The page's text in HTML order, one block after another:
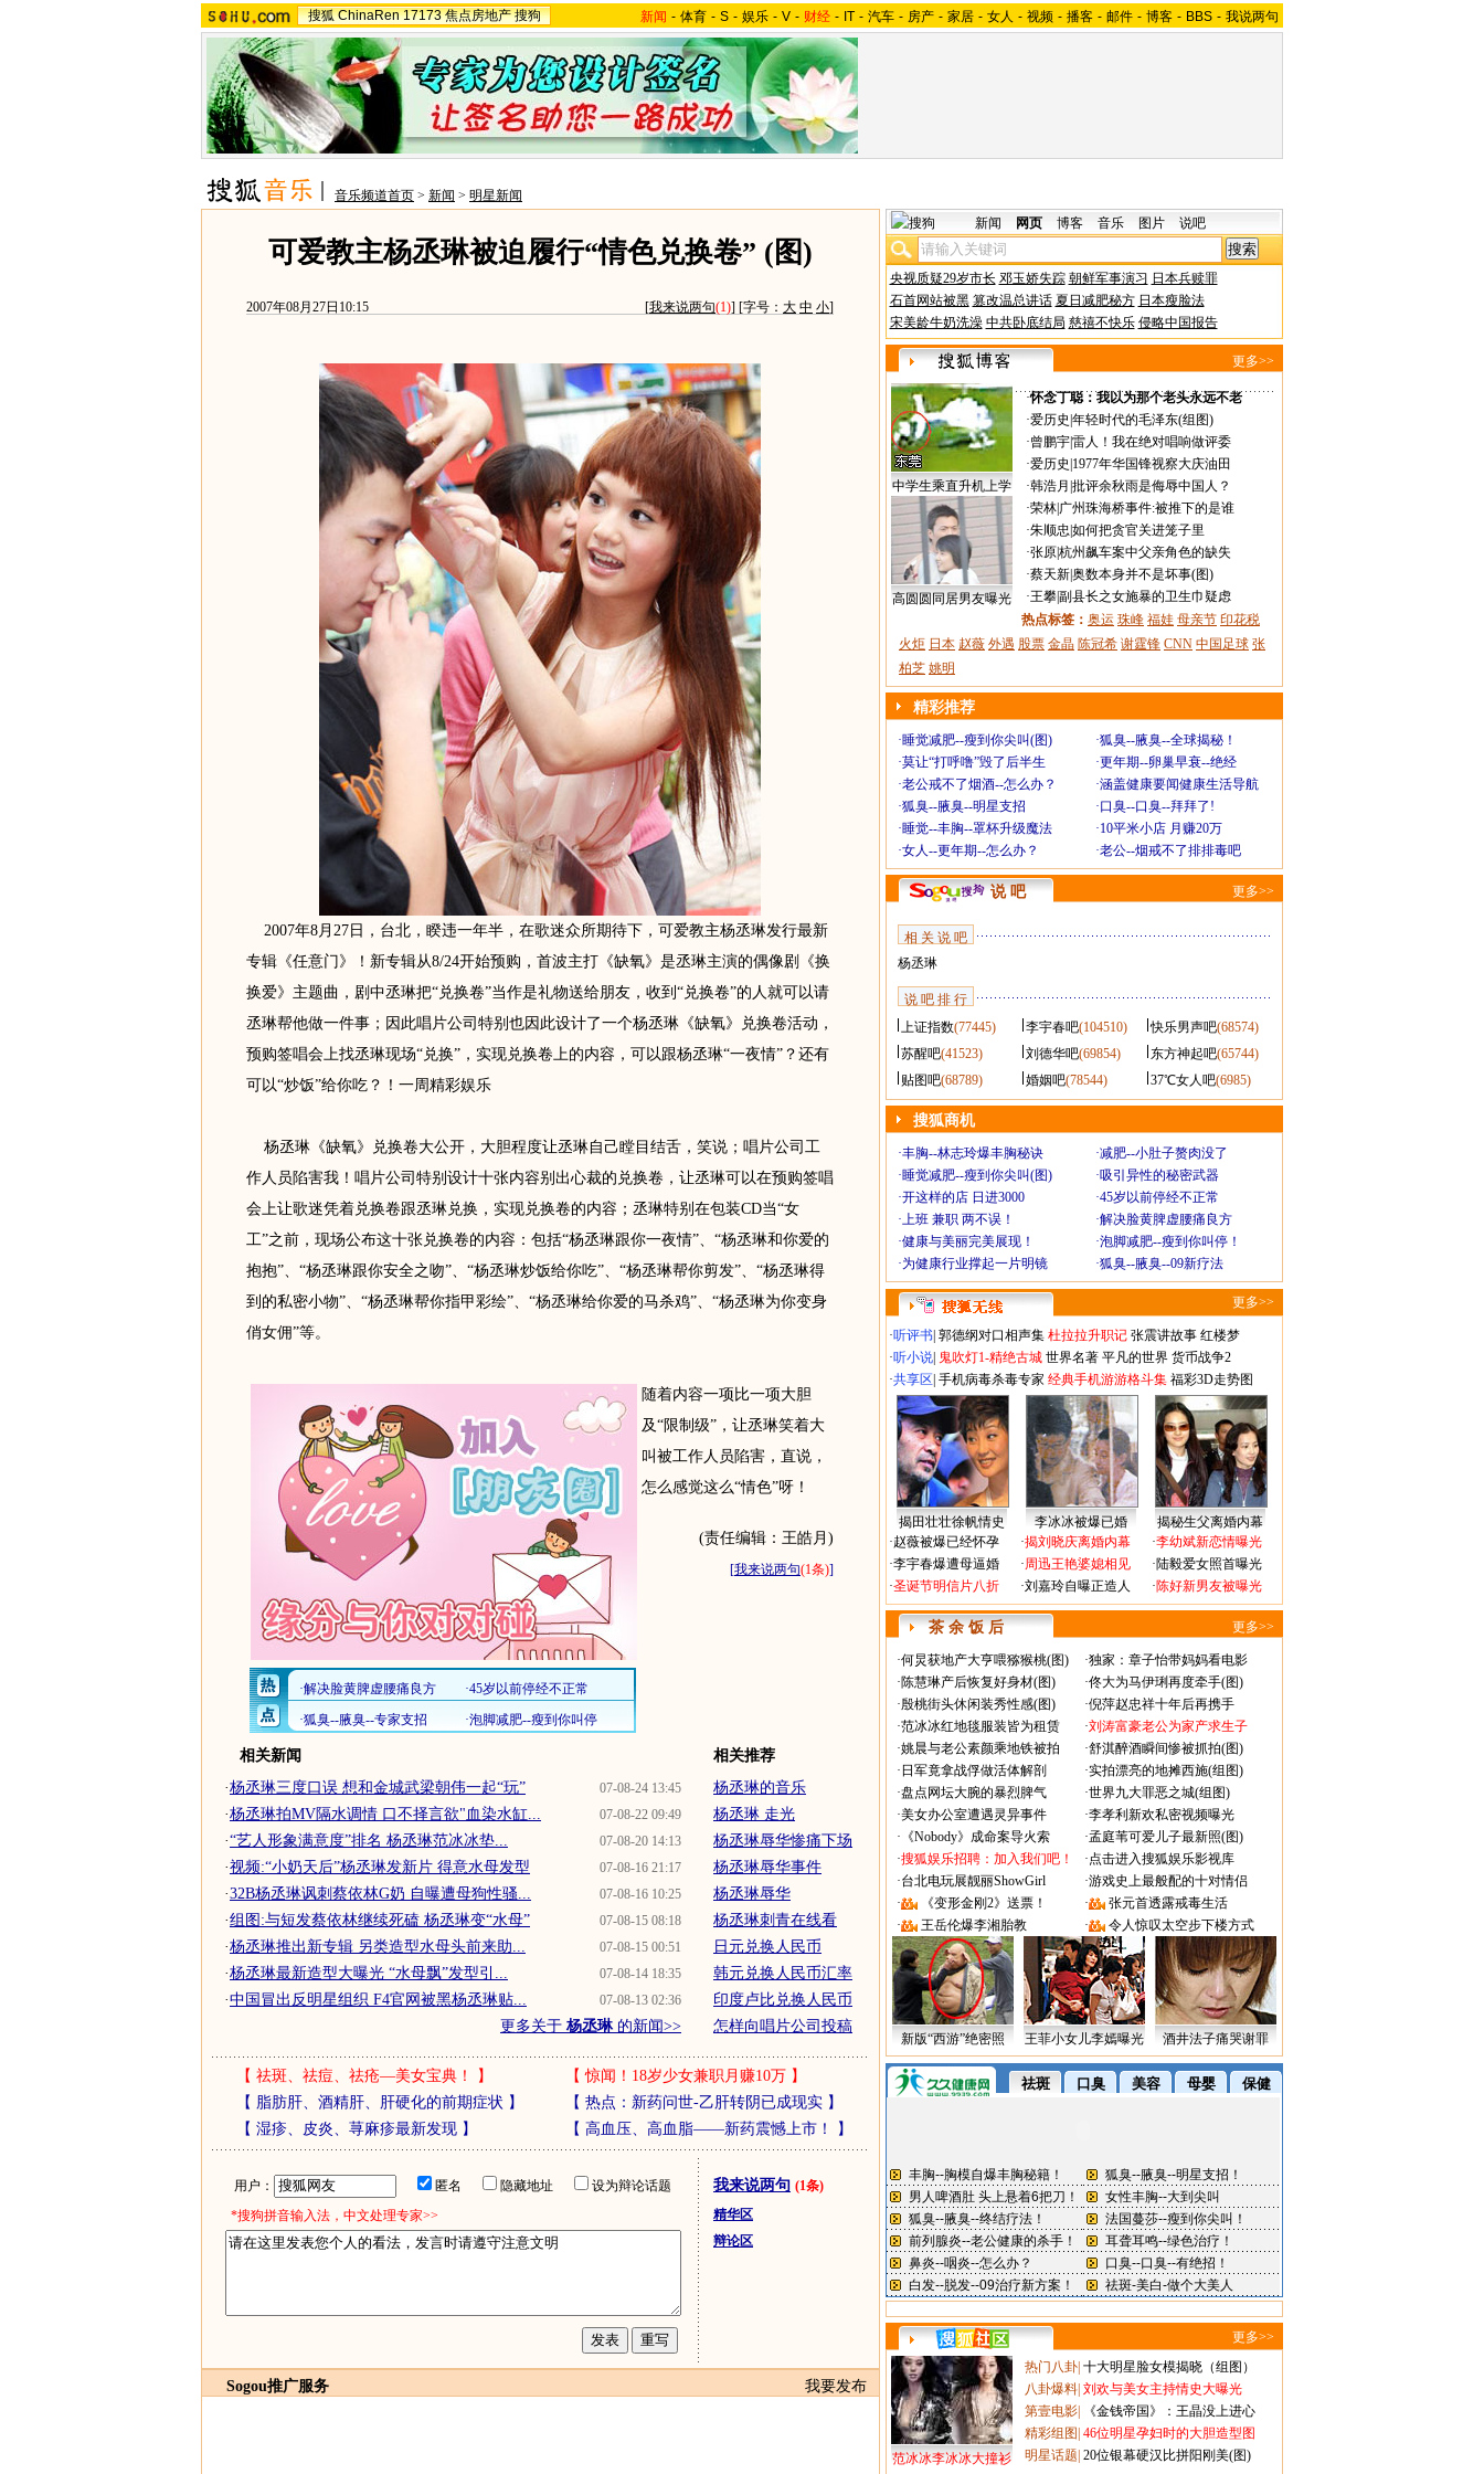
搜狐 ChinaRen 17173 焦点房地产 搜狗 新闻 - 体育 - S - 娱乐 - V - 财经 - IT - 汽车 - 房产 - 家居 - 女人 - 视频 - 播客 - 邮件 - 博客 - BBS - 我说两句
音乐频道首页 > 新闻 > 明星新闻
可爱教主杨丞琳被迫履行“情色兑换卷” (图)
2007年08月27日10:15 [我来说两句(1)] [字号： 大 中 小]
2007年8月27日，台北，睽违一年半，在歌迷众所期待下，可爱教主杨丞琳发行最新
专辑《任意门》！新专辑从8/24开始预购，首波主打《缺氧》是丞琳主演的偶像剧《换
换爱》主题曲，剧中丞琳把“兑换卷”当作是礼物送给朋友，收到“兑换卷”的人就可以请
丞琳帮他做一件事；因此唱片公司特别也因此设计了一个杨丞琳《缺氧》兑换卷活动，
预购签唱会上找丞琳现场“兑换”，实现兑换卷上的内容，可以跟杨丞琳“一夜情”？还有
可以“炒饭”给你吃？！一周精彩娱乐
杨丞琳《缺氧》兑换卷大公开，大胆程度让丞琳自己瞠目结舌，笑说；唱片公司工
作人员陷害我！唱片公司特别设计十张内容别出心裁的兑换卷，让丞琳可以在预购签唱
会上让歌迷凭着兑换卷跟丞琳兑换，实现兑换卷的内容；丞琳特别在包装CD当“女
工”之前，现场公布这十张兑换卷的内容：包括“杨丞琳跟你一夜情”、“杨丞琳和你爱的
抱抱”、“杨丞琳跟你安全之吻”、“杨丞琳炒饭给你吃”、“杨丞琳帮你剪发”、“杨丞琳得
到的私密小物”、“杨丞琳帮你指甲彩绘”、“杨丞琳给你爱的马杀鸡”、“杨丞琳为你变身
俏女佣”等。
随着内容一项比一项大胆
及“限制级”，让丞琳笑着大
叫被工作人员陷害，直说，
怎么感觉这么“情色”呀！
(责任编辑：王皓月)
[我来说两句(1条)]
相关新闻
07-08-24 13:45
·杨丞琳三度口误 想和金城武梁朝伟一起“玩”
07-08-22 09:49
·杨丞琳拍MV隔水调情 口不择言欲"血染水缸...
07-08-20 14:13
·“艺人形象满意度”排名 杨丞琳范冰冰垫...
07-08-16 21:17
·视频:“小奶天后”杨丞琳发新片 得意水母发型
07-08-16 10:25
·32B杨丞琳讽刺蔡依林G奶 自曝遭母狗性骚...
07-08-15 08:18
·组图:与短发蔡依林继续死磕 杨丞琳变“水母”
07-08-15 00:51
·杨丞琳推出新专辑 另类造型水母头前来助...
07-08-14 18:35
·杨丞琳最新造型大曝光 “水母飘”发型引...
07-08-13 02:36
·中国冒出反明星组织 F4官网被黑杨丞琳贴...
更多关于 杨丞琳 的新闻>>
相关推荐
杨丞琳的音乐
杨丞琳 走光
杨丞琳辱华惨痛下场
杨丞琳辱华事件
杨丞琳辱华
杨丞琳刺青在线看
日元兑换人民币
韩元兑换人民币汇率
印度卢比兑换人民币
怎样向唱片公司投稿
【 祛斑、祛痘、祛疮—美女宝典！ 】 【惊闻！18岁少女兼职月赚10万】
【 脂肪肝、酒精肝、肝硬化的前期症状 】 【 热点：新药问世-乙肝转阴已成现实】
【 湿疹、皮炎、荨麻疹最新发现】 【 高血压、高血脂——新药震憾上市！ 】
用户： 匿名 隐藏地址
设为辩论话题
*搜狗拼音输入法，中文处理专家>>
我来说两句 (1条)
精华区
辩论区
我要发布
Sogou推广服务
新闻 网页 博客 音乐 图片 说吧
央视质疑29岁市长 邓玉娇失踪 朝鲜军事演习 日本兵赎罪
石首网站被黑 篡改温总讲话 夏日减肥秘方 日本瘦脸法
宋美龄牛奶洗澡 中共卧底结局 慈禧不快乐 侵略中国报告
更多>>
中学生乘直升机上学
高圆圆同居男友曝光
·怀念丁聪：我以为那个老头永远不老
·爱历史 年轻时代的毛泽东(组图)
·曾鹏宇|雷人！我在绝对唱响做评委
·爱历史 1977年华国锋视察大庆油田
·韩浩月 批评余秋雨是侮辱中国人？
·荣林| 广州珠海桥事件:被推下的是谁
·朱顺忠 如何把贪官关进笼子里
·张原|杭州飙车案中父亲角色的缺失
·蔡天新|奥数本身并不是坏事(图)
·王攀|副县长之女施暴的卫生巾疑虑
热点标签： 奥运 珠峰 福娃 母亲节 印花税
火炬 日本 赵薇 外遇 股票 金晶 陈冠希 谢霆锋 CNN 中国足球 张
柏芝 姚明
精彩推荐
·睡觉减肥--瘦到你尖叫(图) ·狐臭--腋臭--全球揭秘！
·莫让“打呼噜”毁了后半生 ·更年期--卵巢早衰--绝经
·老公戒不了烟酒--怎么办？ ·涵盖健康要闻健康生活导航
·狐臭--腋臭--明星支招 ·口臭--口臭--拜拜了!
·睡觉--丰胸--罩杯升级魔法 ·10平米小店 月赚20万
·女人--更年期--怎么办？ ·老公--烟戒不了排排毒吧
说 吧 更多>>
相 关 说 吧
杨丞琳
说 吧 排 行
上证指数(77445) 李宇春吧(104510) 快乐男声吧(68574)
苏醒吧(41523) 刘德华吧(69854) 东方神起吧(65744)
贴图吧(68789) 婚姻吧(78544) 37℃女人吧(6985)
搜狐商机
·丰胸--林志玲爆丰胸秘诀 ·减肥--小肚子赘肉没了
·睡觉减肥--瘦到你尖叫(图) ·吸引异性的秘密武器
·开这样的店 日进3000 ·45岁以前停经不正常
·上班 兼职 两不误！ ·解决脸黄脾虚腰痛良方
·健康与美丽完美展现！ ·泡脚减肥--瘦到你叫停！
·为健康行业撑起一片明镜 ·狐臭--腋臭--09新疗法
更多>>
·听评书 郭德纲对口相声集 杜拉拉升职记 张震讲故事 红楼梦
·听小说 鬼吹灯1-精绝古城 世界名著 平凡的世界 货币战争2
·共享区 手机病毒杀毒专家 经典手机游游格斗集 福彩3D走势图
揭田壮壮徐帆情史 李冰冰被爆已婚
揭秘生父离婚内幕
·赵薇被爆已经怀孕
·李宇春爆遭母逼婚
·圣诞节明信片八折
·揭刘晓庆离婚内幕
·周迅王艳婆媳相见
·刘嘉玲自曝正造人
·李幼斌新恋情曝光
·陆毅爱女照首曝光
·陈好新男友被曝光
茶 余 饭 后 更多>>
·何炅获地产大亨喂猕猴桃(图) ·独家：章子怡带妈妈看电影
·陈慧琳产后恢复好身材(图) ·佟大为马伊琍再度牵手(图)
·殷桃街头休闲装秀性感(图) ·倪萍赵忠祥十年后再携手
·范冰冰红地毯服装皆为租赁 ·刘涛富豪老公为家产求生子
·姚晨与老公素颜乘地铁被拍 ·舒淇醉酒瞬间惨被抓拍(图)
· 日军竟拿战俘做活体解剖 ·实拍漂亮的地摊西施(组图)
·盘点网坛大腕的暴烈脾气 ·世界九大罪恶之城(组图)
·美女办公室遭遇灵异事件 ·李孝利新欢私密视频曝光
· 《Nobody》成命案导火索 ·孟庭苇可爱儿子最新照(图)
·搜狐娱乐招聘：加入我们吧！ ·点击进入搜狐娱乐影视库
·台北电玩展靓丽ShowGirl ·游戏史上最般配的十对情侣
·
《变形金刚2》送票！ ·
张元首透露戒毒生活
·
王岳伦爆李湘胎教 · 令人惊叹太空步下楼方式
新版“西游”绝密照 王菲小女儿李嫣曝光 酒井法子痛哭谢罪
更多>>
范冰冰李冰冰大撞衫
热门八卦 十大明星脸女模揭晓（组图）
八卦爆料 刘欢与美女主持情史大曝光
第壹电影
《金钱帝国》：王晶没上进心
精彩组图 46位明星孕妇时的大胆造型图
明星话题 20位银幕硬汉比拼阳刚美(图)